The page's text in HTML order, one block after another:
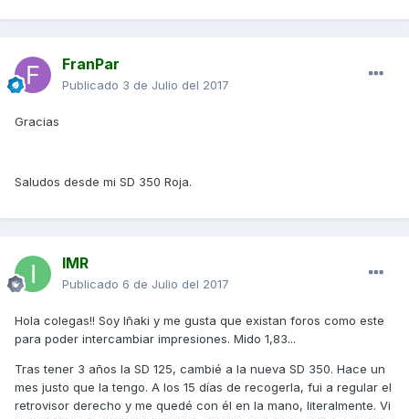
FranPar
Publicado 3 de Julio del 2017
Gracias
Saludos desde mi SD 350 Roja.
IMR
Publicado 6 de Julio del 2017
Hola colegas!! Soy Iñaki y me gusta que existan foros como este
para poder intercambiar impresiones. Mido 1,83...
Tras tener 3 años la SD 125, cambié a la nueva SD 350. Hace un
mes justo que la tengo. A los 15 días de recogerla, fui a regular el
retrovisor derecho y me quedé con él en la mano, literalmente. Vi